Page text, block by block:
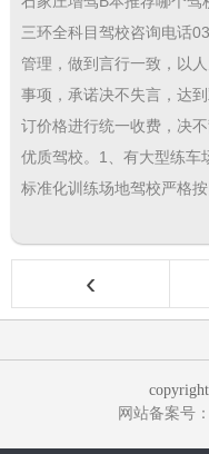
三环全科目驾校咨询电话
管理，做到言行一致，以
事项，承诺决不失言，达
订价格进行统一收费，决
优质驾校。1、有大型练车
标准化训练场地驾校严格按
‹
copyright
网站备案号